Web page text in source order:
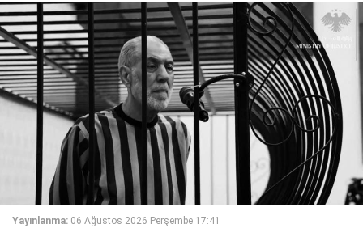
Yayınlanma: 06 Ağustos 2026 Perşembe 17:41